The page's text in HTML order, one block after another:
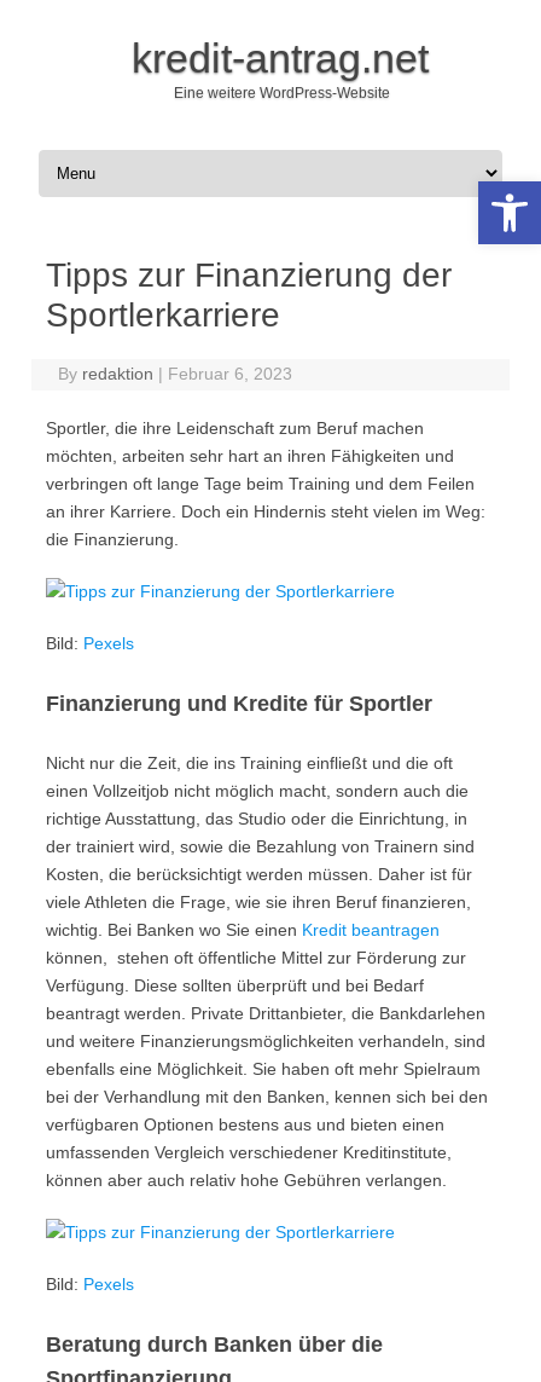
kredit-antrag.net
Eine weitere WordPress-Website
Skip to content
Tipps zur Finanzierung der
Sportlerkarriere
By redaktion | Februar 6, 2023
Sportler, die ihre Leidenschaft zum Beruf machen
möchten, arbeiten sehr hart an ihren Fähigkeiten und
verbringen oft lange Tage beim Training und dem Feilen
an ihrer Karriere. Doch ein Hindernis steht vielen im Weg:
die Finanzierung.
Bild: Pexels
Finanzierung und Kredite für Sportler
Nicht nur die Zeit, die ins Training einfließt und die oft
einen Vollzeitjob nicht möglich macht, sondern auch die
richtige Ausstattung, das Studio oder die Einrichtung, in
der trainiert wird, sowie die Bezahlung von Trainern sind
Kosten, die berücksichtigt werden müssen. Daher ist für
viele Athleten die Frage, wie sie ihren Beruf finanzieren,
wichtig. Bei Banken wo Sie einen Kredit beantragen
können, stehen oft öffentliche Mittel zur Förderung zur
Verfügung. Diese sollten überprüft und bei Bedarf
beantragt werden. Private Drittanbieter, die Bankdarlehen
und weitere Finanzierungsmöglichkeiten verhandeln, sind
ebenfalls eine Möglichkeit. Sie haben oft mehr Spielraum
bei der Verhandlung mit den Banken, kennen sich bei den
verfügbaren Optionen bestens aus und bieten einen
umfassenden Vergleich verschiedener Kreditinstitute,
können aber auch relativ hohe Gebühren verlangen.
Bild: Pexels
Beratung durch Banken über die